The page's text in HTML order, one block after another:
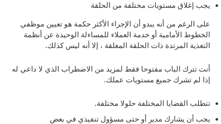
يجب إغلاق مستويات مختلفة من الحلقة
على الرغم من أنه يبدو أن الإجراء الأكثر حكمة هو تعيين موظفي
الخطوط الأمامية أو خدمة العملاء للمساءلة الوحيدة عن أنظمة
التغذية المرتدة ذات الحلقة المغلقة ، إلا أنه ليس كذلك.
أنت تترك الباب مفتوحا فقط لمزيد من الاضطراب الذي لا داعي له
إذا لم تشرك جميع مستويات عملك.
تتطلب القضايا المختلفة حلولا مختلفة.
يجب أن يشارك مدير أو حتى مسؤول تنفيذي في بعض